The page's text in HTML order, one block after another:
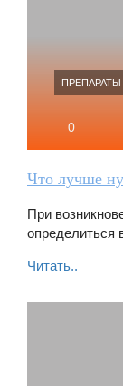
ПРЕПАРАТЫ
0
Что лучше
При
определиться
Читать..